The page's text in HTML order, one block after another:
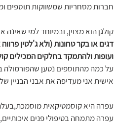
חברות מסחריות שמשווקות תוספים
קולגן הוא מצוין, ובמיוחד למי שאינה
דגים או בקר טחונות (ולא ג'לטין
ועופות ולהתמקד בחלקים המכילים
על כמה מהתוספים נטען שהפורמולה
אישית אני מעדיפה את אבני הבניין
עפרה היא קוסמטיקאית מוסמכת,בעלת 12 שנות ניסיון מקצועי בתחום הקוסמטיקה
עפרה מתמחה בטיפולי פנים איכותיים,